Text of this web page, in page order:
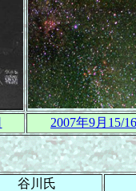
2007年9月15/
谷川氏